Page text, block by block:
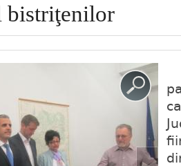
bistriţenilor